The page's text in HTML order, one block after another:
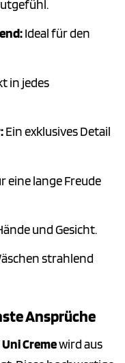
Ideal für den
in jedes
Ein exklusives Detail
eine lange Freude
und Gesicht.
strahlend
Ansprüche
Cremewird aus